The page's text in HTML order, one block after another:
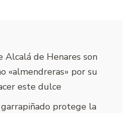
Alcalá de Henares son
«almendreras» por su
este dulce
protege la